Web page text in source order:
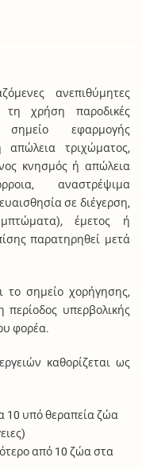
ανεπιθύμητες
τη χρήση παροδικές
εφαρμογής
απώλεια τριχώματος,
κνησμός ή απώλεια
αναστρέψιμα
σε διέγερση,
έμετος ή
παρατηρηθεί μετά
το σημείο χορήγησης,
υπερβολικής
φορέα.
καθορίζεται ως
10 υπό θεραπεία ζώα
από 10 ζώα στα